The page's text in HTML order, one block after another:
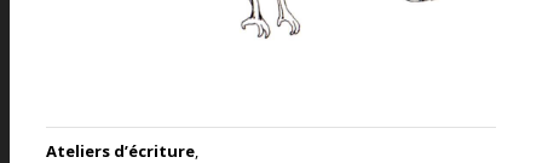
Ateliers d’écriture,